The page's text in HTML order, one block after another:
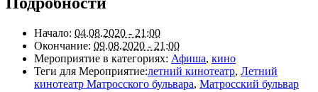
Начало: 04.08.2020 - 21:00
Окончание: 09.08.2020 - 21:00
Мероприятие в категориях: Афиша, кино
Теги для Мероприятие:летний кинотеатр, Летний
кинотеатр Матросского бульвара, Матросский бульвар